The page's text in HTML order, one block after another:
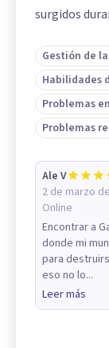
surgidos
Gestión de
Habilidades
Problemas
Problemas
Ale V
2 de marzo
Online
Encontrar a
donde mi
para
eso no lo...
Leer más